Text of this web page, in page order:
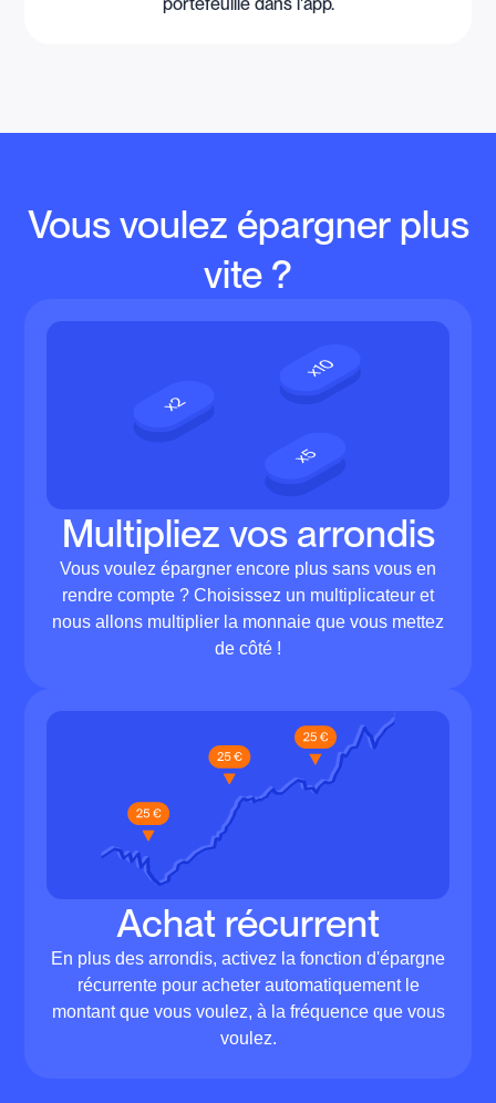
Vous voulez épargner plus
vite ?
Multipliez vos arrondis
Vous voulez épargner encore plus sans vous en
rendre compte ? Choisissez un multiplicateur et
nous allons multiplier la monnaie que vous mettez
de côté !
Achat récurrent
En plus des arrondis, activez la fonction d'épargne
récurrente pour acheter automatiquement le
montant que vous voulez, à la fréquence que vous
voulez.